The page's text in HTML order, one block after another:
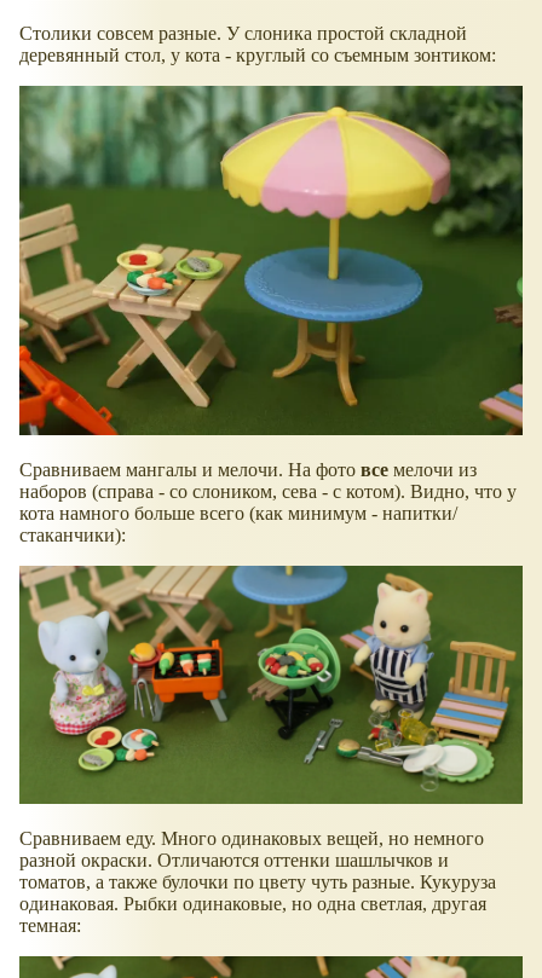
Столики совсем разные. У слоника простой складной
деревянный стол, у кота - круглый со съемным зонтиком:
Сравниваем мангалы и мелочи. На фото все мелочи из
наборов (справа - со слоником, сева - с котом). Видно, что у
кота намного больше всего (как минимум - напитки/
стаканчики):
Сравниваем еду. Много одинаковых вещей, но немного
разной окраски. Отличаются оттенки шашлычков и
томатов, а также булочки по цвету чуть разные. Кукуруза
одинаковая. Рыбки одинаковые, но одна светлая, другая
темная: